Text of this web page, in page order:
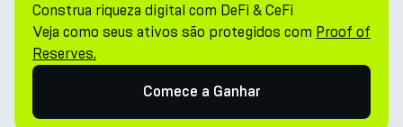
Construa riqueza digital com DeFi & CeFi
Veja como seus ativos são protegidos com Proof of
Reserves.
Comece a Ganhar